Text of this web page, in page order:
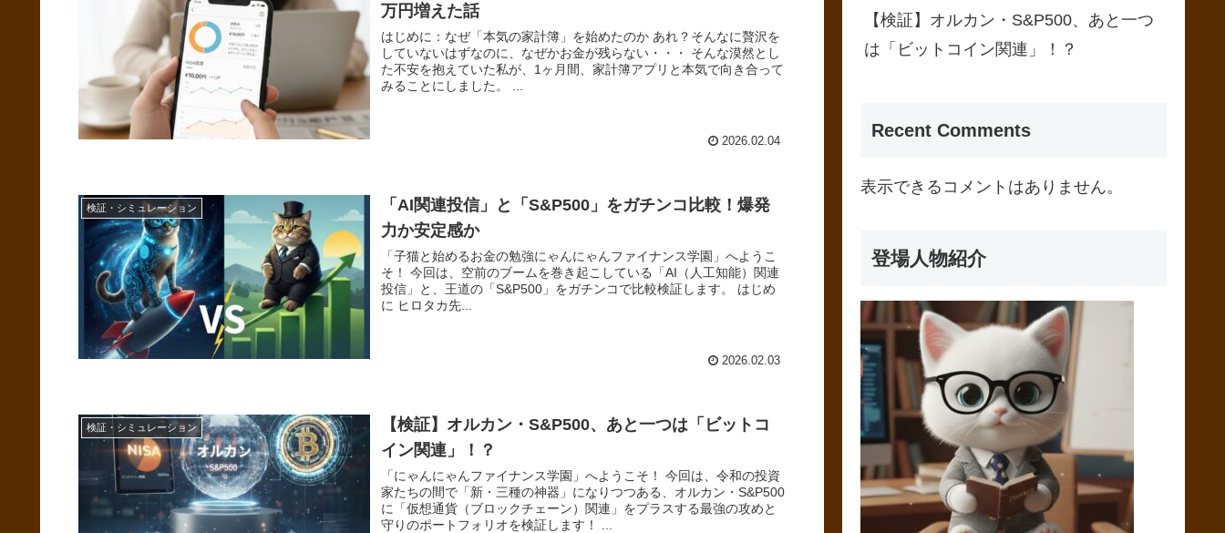
万円増えた話
はじめに：なぜ「本気の家計簿」を始めたのか あれ？そんなに贅沢を
していないはずなのに、なぜかお金が残らない・・・ そんな漠然とし
た不安を抱えていた私が、1ヶ月間、家計簿アプリと本気で向き合って
みることにしました。 ...
2026.02.04
検証・シミュレーション
「AI関連投信」と「S&P500」をガチンコ比較！爆発
力か安定感か
「子猫と始めるお金の勉強にゃんにゃんファイナンス学園」へようこ
そ！ 今回は、空前のブームを巻き起こしている「AI（人工知能）関連
投信」と、王道の「S&P500」をガチンコで比較検証します。 はじめ
に ヒロタカ先...
2026.02.03
検証・シミュレーション
【検証】オルカン・S&P500、あと一つは「ビットコ
イン関連」！？
「にゃんにゃんファイナンス学園」へようこそ！ 今回は、令和の投資
家たちの間で「新・三種の神器」になりつつある、オルカン・S&P500
に「仮想通貨（ブロックチェーン）関連」をプラスする最強の攻めと
守りのポートフォリオを検証します！ ...
【検証】オルカン・S&P500、あと一つ
は「ビットコイン関連」！？
Recent Comments
表示できるコメントはありません。
登場人物紹介